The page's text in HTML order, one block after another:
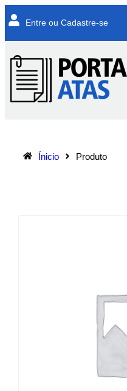
Entre ou Cadastre-se
Ínicio Produto